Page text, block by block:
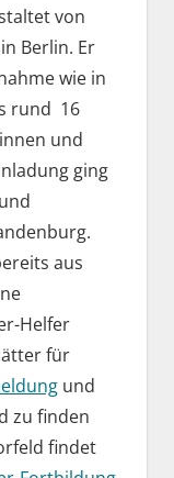
von
Berlin. Er
wie in
rund 16
und
ging
aus
Helfer
für
und
zu finden
findet